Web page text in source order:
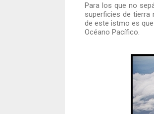
Para los que no
superficies de tierra
de este istmo es
Océano Pacífico.